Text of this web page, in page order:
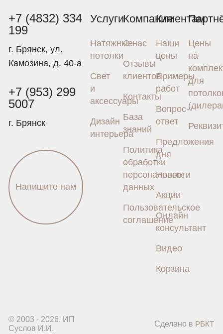
+7 (4832) 334
199
г. Брянск, ул.
Камозина, д. 40-а
+7 (953) 299
5007
г. Брянск
Напишите нам
Услуги
Натяжные
потолки
Свет
и
аксессуары
Дизайн
интерьера
Компания
О нас
Отзывы
клиентов
Контакты
База
знаний
Политика
обработки
персональных
данных
Пользовательское
соглашение
Клиентам
Наши
цены
Примеры
работ
Вопрос-
ответ
Предложения
дня
Новости
Акции
Онлайн
консультант
Видео
Корзина
Цены
на
для
© 2003 - 2026. ИП
Суслов И.И.
Сделано в РБКТ